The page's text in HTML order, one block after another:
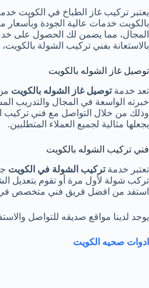
يعتبر تركيب غاز الطباخ في الكويت
بالكويت خدمات عالية الجودة وبأسعار
المجال، مما يضمن لك الحصول على
بالاستعانة بفني تركيب الشولة
توصيل غاز الشوله بالكويت
تعد خدمةتوصيل غاز الشوله بالكويت
خبرته الواسعة في المجال والتدريب
وذلك من خلال التواصل مع فني تركيب
يجعلها مثالية لجميع العملاء المتطلبين.
فني تركيب الشوله بالكويت
تعتبر خدمةتركيب الشولة في الكويت
تركب شولة لأول مرة أو تقوم بتعديل
استفد من افضل فريق فني متخصص في
يوجد لدينا مواقع صديقه للتواصل
ادوات صحيه الكويت